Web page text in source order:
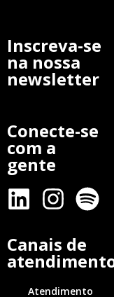
Inscreva-se
na nossa
newsletter
Conecte-se
com a
gente
Canais de
Atendimento